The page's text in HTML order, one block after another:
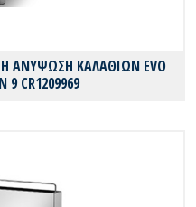
ΑΝΥΨΩΣΗ ΚΑΛΑΘΙΩΝ EVO
9 CR1209969